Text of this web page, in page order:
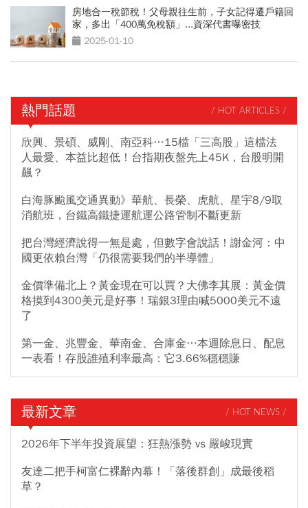
房地合一稅節稅！父母親往生前，子女記得遷戶籍回
家，多出「400萬免稅額」...資深代書曝密技
2025-01-10
熱門話題 / HOT ARTICLES /
欣興、景碩、威剛、南亞科…15檔「三高股」這檔法
人最愛、本益比超低！台指期夜盤先上45K，台股明開
飆？
白海豚颱風交通異動》華航、長榮、虎航、星宇8/9取
消航班，台鐵高鐵捷運航運公路管制不斷更新
把台灣經濟說得一無是處，但數字會說話！謝金河：中
國更依賴台灣「仍很需要我們的半導體」
金價準備北上？黃金現在可以買？大佛李其展：黃金價
格摸到4300美元是好事！瑞銀3理由喊5000美元不遠
了
第一金、兆豐金、華南金、合庫金…本週除息日、配息
一表看！存股誰殖利率最高：它3.66%穩穩賺
最新文章 / HOT NEWS /
2026年下半年投資展望：狂熱漲勢 vs 嚴峻現實
友達二把手柯富仁裸辭內幕！「落後群創」成最後稻
草？